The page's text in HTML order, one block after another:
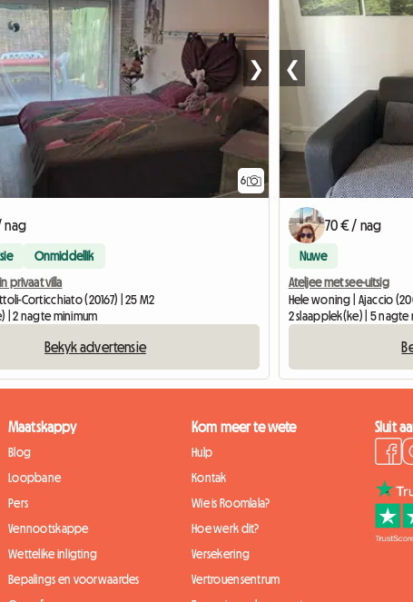
6
❯
nag
Onmiddellik
privaat villa
Corticchiato (20167) | 25 M2
| 2 nagte minimum
Bekyk advertensie
❮
70 € / nag
Nuwe
Ateljee met see-uitsig
Hele woning | Ajaccio
2 slaapplek(ke) | 5 nagte
Maatskappy
Blog
Loopbane
Pers
Vennootskappe
Wettelike inligting
Bepalings en voorwaardes
Kom meer te wete
Hulp
Kontak
Wie is Roomlala?
Hoe werk dit?
Versekering
Vertrouensentrum
Sluit